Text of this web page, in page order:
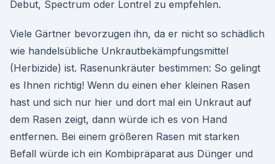
Debut, Spectrum oder Lontrel zu empfehlen.
Viele Gärtner bevorzugen ihn, da er nicht so schädlich
wie handelsübliche Unkrautbekämpfungsmittel
(Herbizide) ist. Rasenunkräuter bestimmen: So gelingt
es Ihnen richtig! Wenn du einen eher kleinen Rasen
hast und sich nur hier und dort mal ein Unkraut auf
dem Rasen zeigt, dann würde ich es von Hand
entfernen. Bei einem größeren Rasen mit starken
Befall würde ich ein Kombipräparat aus Dünger und